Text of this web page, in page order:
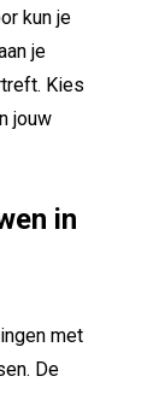
kun je
je
Kies
jouw
in
met
De